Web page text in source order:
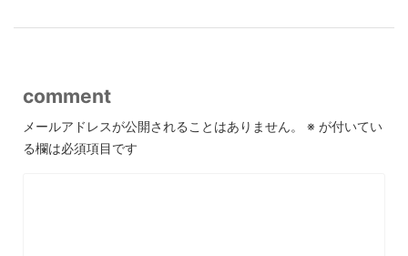
comment
メールアドレスが公開されることはありません。 ※ が付いてい
る欄は必須項目です